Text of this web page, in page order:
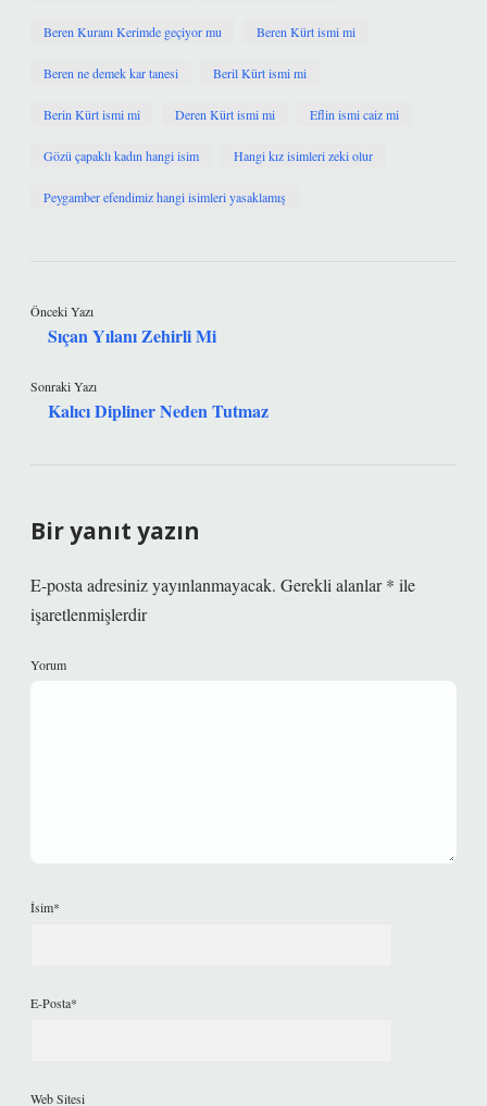
Beren Kuranı Kerimde geçiyor mu Beren Kürt ismi mi
Beren ne demek kar tanesi Beril Kürt ismi mi
Berin Kürt ismi mi Deren Kürt ismi mi Eflin ismi caiz mi
Gözü çapaklı kadın hangi isim Hangi kız isimleri zeki olur
Peygamber efendimiz hangi isimleri yasaklamış
Önceki Yazı
Sıçan Yılanı Zehirli Mi
Sonraki Yazı
Kalıcı Dipliner Neden Tutmaz
Bir yanıt yazın
E-posta adresiniz yayınlanmayacak. Gerekli alanlar* ile
işaretlenmişlerdir
Yorum
İsim*
E-Posta*
Web Sitesi